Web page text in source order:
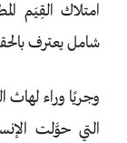
امتلاك القِيَم
شامل يعترف
وجريًا وراء لهاث
التي حوَّلت